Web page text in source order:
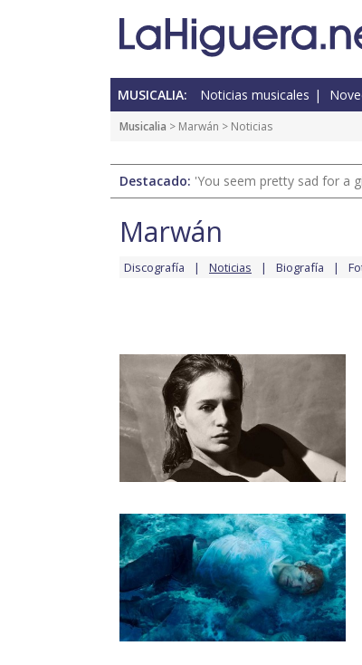
MUSICALIA: Noticias musicales
Musicalia > Marwán > Noticias
Destacado: 'You seem pretty sad for a
Marwán
Discografía Noticias Biografía